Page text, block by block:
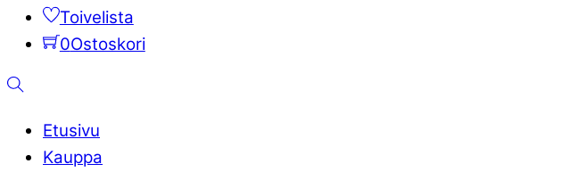
Toivelista
0Ostoskori
Etsi
Etusivu
Kauppa